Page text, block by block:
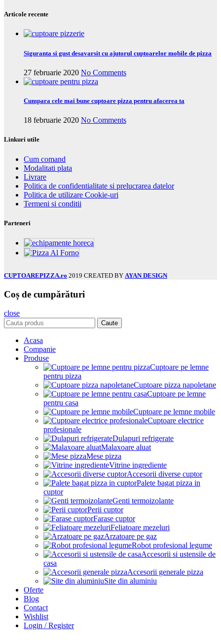
Articole recente
Siguranta si gust desavarsit cu ajutorul cuptoarelor mobile de pizza
27 februarie 2020 No Comments
Cumpara cele mai bune cuptoare pizza pentru afacerea ta
18 februarie 2020 No Comments
Linkuri utile
Cum comand
Modalitati plata
Livrare
Politica de confidentialitate si prelucrarea datelor
Politica de utilizare Cookie-uri
Termeni si conditii
Parteneri
CUPTOAREPIZZA.ro 2019 CREATED BY AYAN DESIGN
Coș de cumpărături
close
Caute
Acasa
Companie
Produse
Cuptoare pe lemne
pentru pizza
Cuptoare pizza napoletane
Cuptoare pe lemne
pentru casa
Cuptoare pe lemne mobile
Cuptoare electrice
profesionale
Dulapuri refrigerate
Malaxoare aluat
Mese pizza
Vitrine ingrediente
Accesorii diverse cuptor
Palete bagat pizza in
cuptor
Genti termoizolante
Perii cuptor
Farase cuptor
Feliatoare mezeluri
Arzatoare pe gaz
Robot profesional legume
Accesorii si ustensile de
casa
Accesorii generale pizza
Site din aluminiu
Oferte
Blog
Contact
Wishlist
Login / Register